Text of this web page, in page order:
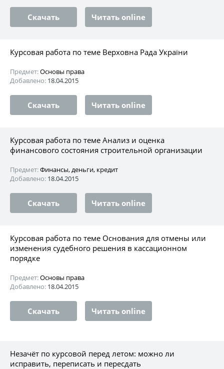
Скачать Читать online
Курсовая работа по теме Верховна Рада України
Предмет:Основы права
Добавлено: 18.04.2015
Скачать Читать online
Курсовая работа по теме Анализ и оценка
финансового состояния строительной организации
Предмет:Финансы, деньги, кредит
Добавлено: 18.04.2015
Скачать Читать online
Курсовая работа по теме Основания для отмены или
изменения судебного решения в кассационном
порядке
Предмет:Основы права
Добавлено: 18.04.2015
Скачать Читать online
Незачёт по курсовой перед летом: можно ли
исправить, переписать и пересдать